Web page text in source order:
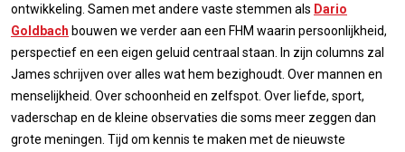
ontwikkeling. Samen met andere vaste stemmen als Dario
Goldbach bouwen we verder aan een FHM waarin persoonlijkheid,
perspectief en een eigen geluid centraal staan. In zijn columns zal
James schrijven over alles wat hem bezighoudt. Over mannen en
menselijkheid. Over schoonheid en zelfspot. Over liefde, sport,
vaderschap en de kleine observaties die soms meer zeggen dan
grote meningen. Tijd om kennis te maken met de nieuwste